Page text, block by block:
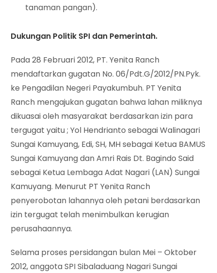
tanaman pangan).
Dukungan Politik SPI dan Pemerintah.
Pada 28 Februari 2012, PT. Yenita Ranch
mendaftarkan gugatan No. 06/Pdt.G/2012/PN.Pyk.
ke Pengadilan Negeri Payakumbuh. PT Yenita
Ranch mengajukan gugatan bahwa lahan miliknya
dikuasai oleh masyarakat berdasarkan izin para
tergugat yaitu ; Yol Hendrianto sebagai Walinagari
Sungai Kamuyang, Edi, SH, MH sebagai Ketua BAMUS
Sungai Kamuyang dan Amri Rais Dt. Bagindo Said
sebagai Ketua Lembaga Adat Nagari (LAN) Sungai
Kamuyang. Menurut PT Yenita Ranch
penyerobotan lahannya oleh petani berdasarkan
izin tergugat telah menimbulkan kerugian
perusahaannya.
Selama proses persidangan bulan Mei – Oktober
2012, anggota SPI Sibaladuang Nagari Sungai